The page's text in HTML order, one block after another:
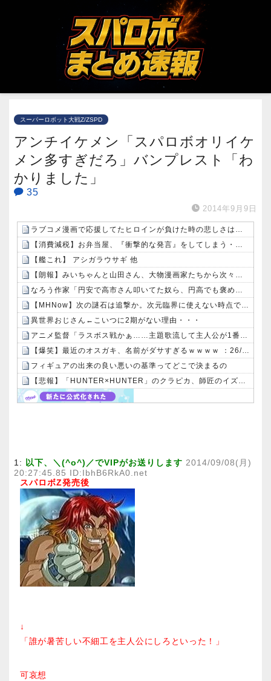
スーパーロボット大戦Z/ZSPD
アンチイケメン「スパロボオリイケ
メン多すぎだろ」バンプレスト「わ
かりました」
35
2014年9月9日
ラブコメ漫画で応援してたヒロインが負けた時の悲しさは異常ｗｗｗｗ
【消費減税】お弁当屋、『衝撃的な発言』をしてしまう・・・・・・
【艦これ】 アシガラウサギ 他
【朗報】みいちゃんと山田さん、大物漫画家たちから次々と絶賛されるｗｗｗｗ
なろう作家「円安で高市さん叩いてた奴ら、円高でも褒めないのでポジショントーク確定ｗｗｗ」
【MHNow】次の謎石は追撃か。次元臨界に使えない時点で闘気活性以下のスキルだわ
異世界おじさん←こいつに2期がない理由・・・
アニメ監督「ラスボス戦かぁ……主題歌流して主人公が1番最初に習得した技でトドメ刺したろ」
【爆笑】最近のオスガキ、名前がダサすぎるｗｗｗｗ ：26/08/05のニュース
フィギュアの出来の良い悪いの基準ってどこで決まるの
【悲報】「HUNTER×HUNTER」のクラピカ、師匠のイズナビに対する態度が本当に酷い！！
1: 以下、＼(^o^)／でVIPがお送りします 2014/09/08(月)
20:27:45.85 ID:IbhB6RkA0.net
スパロボZ発売後
↓
「誰が暑苦しい不細工を主人公にしろといった！」
可哀想